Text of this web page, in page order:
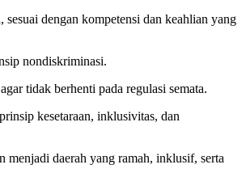
dengan kompetensi dan keahlian yang
nondiskriminasi.
tidak berhenti pada regulasi semata.
kesetaraan, inklusivitas, dan
menjadi daerah yang ramah, inklusif, serta